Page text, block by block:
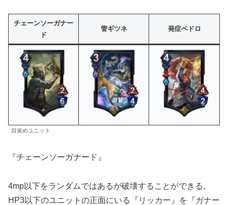
チェーンソーガナー
ド
管ギツネ 発症ペドロ
目覚めユニット
『チェーンソーガナード』
4mp以下をランダムではあるが破壊することができる。
HP3以下のユニットの正面にいる『リッカー』を『ガナー